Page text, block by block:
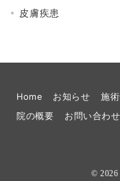
皮膚疾患
Home お知らせ 施
院の概要
お問い合わせ
© 2026